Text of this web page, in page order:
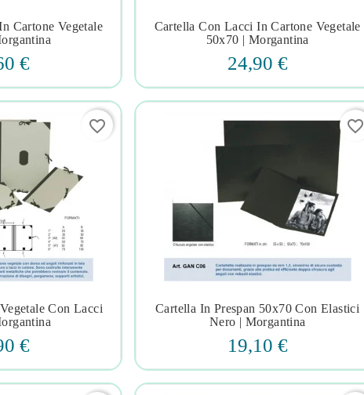
 
Cartone Vegetale
€
   
Cartella Con Lacci In Cartone Vegetale
50x70 | Morgantina
24,90 €
 
Con Lacci
€
favorite_border
   
Cartella In Prespan 50x70 Con Elastici
Nero | Morgantina
19,10 €
favorite_border